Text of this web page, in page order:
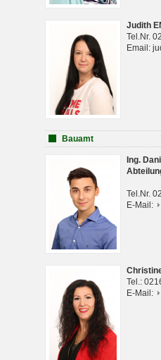
Judith
Tel.Nr.
Email:
Bauamt
Ing.
Tel.Nr.
E-Mail:
Tel.:
E-Mail: